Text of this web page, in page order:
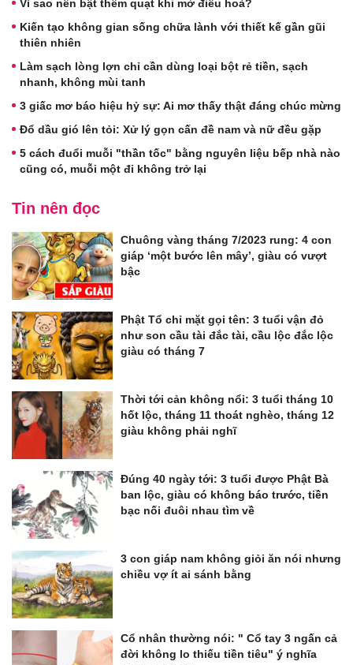
Vì sao nên bật thêm quạt khi mở điều hoà?
Kiến tạo không gian sống chữa lành với thiết kế gần gũi
thiên nhiên
Làm sạch lòng lợn chỉ cần dùng loại bột rẻ tiền, sạch
nhanh, không mùi tanh
3 giấc mơ báo hiệu hỷ sự: Ai mơ thấy thật đáng chúc mừng
Đổ dầu gió lên tỏi: Xử lý gọn cấn đề nam và nữ đều gặp
5 cách đuổi muỗi "thần tốc" bằng nguyên liệu bếp nhà nào
cũng có, muỗi một đi không trở lại
Tin nên đọc
Chuông vàng tháng 7/2023 rung: 4 con
giáp ‘một bước lên mây’, giàu có vượt
bậc
Phật Tổ chỉ mặt gọi tên: 3 tuổi vận đỏ
như son cầu tài đắc tài, cầu lộc đắc lộc
giàu có tháng 7
Thời tới cản không nổi: 3 tuổi tháng 10
hốt lộc, tháng 11 thoát nghèo, tháng 12
giàu không phải nghĩ
Đúng 40 ngày tới: 3 tuổi được Phật Bà
ban lộc, giàu có không báo trước, tiền
bạc nối đuôi nhau tìm về
3 con giáp nam không giỏi ăn nói nhưng
chiều vợ ít ai sánh bằng
Cổ nhân thường nói: " Cổ tay 3 ngấn cả
đời không lo thiếu tiền tiêu" ý nghĩa